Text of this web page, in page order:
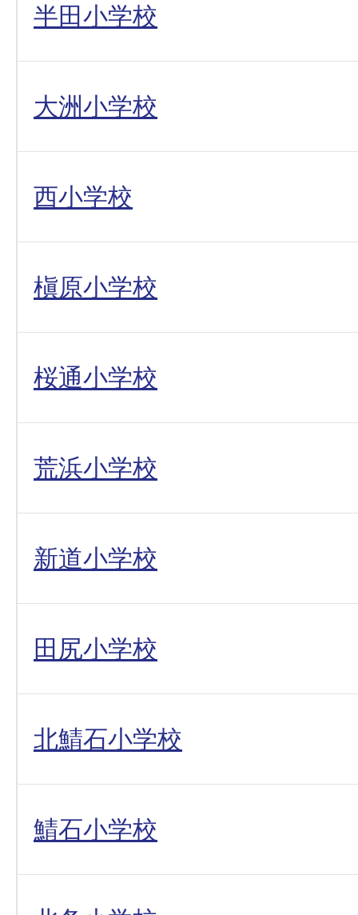
半田小学校
大洲小学校
西小学校
槇原小学校
桜通小学校
荒浜小学校
新道小学校
田尻小学校
北鯖石小学校
鯖石小学校